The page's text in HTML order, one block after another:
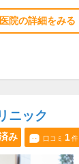
院の詳細をみる
ニック
み 口コミ 1件